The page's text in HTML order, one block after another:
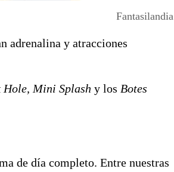
Fantasilandia
adrenalina y atracciones
Hole, Mini Splash y los Botes
de día completo. Entre nuestras